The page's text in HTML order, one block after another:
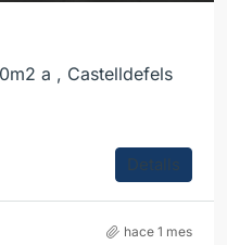
a , Castelldefels
Detalls
hace 1 mes